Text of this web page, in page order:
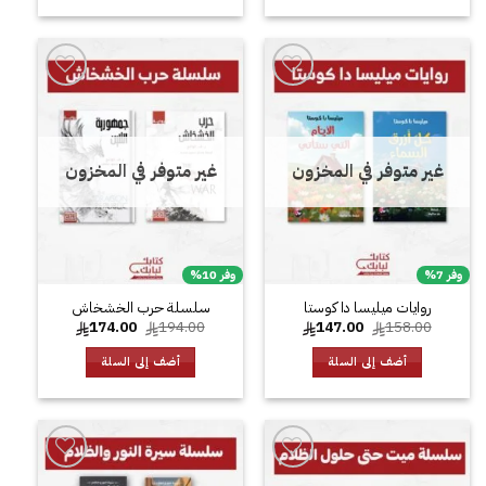
إضافة
إلى
قائمة
الرغباتغير متوفر في المخزون
وفر 7%
روايات ميليسا دا كوستا
158.00
السعر
هو:
158.00.
147.00 السعر
الحالي
أضف إلى السلة
إضافة
إلى
قائمة
الرغبات
غير متوفر في المخزون
وفر 10%
سلسلة حرب الخشخاش
194.00
السعر
هو:
194.00.
174.00 السعر
الحالي
أضف إلى السلة